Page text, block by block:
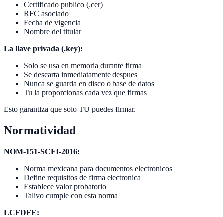
Certificado publico (.cer)
RFC asociado
Fecha de vigencia
Nombre del titular
La llave privada (.key):
Solo se usa en memoria durante firma
Se descarta inmediatamente despues
Nunca se guarda en disco o base de datos
Tu la proporcionas cada vez que firmas
Esto garantiza que solo TU puedes firmar.
Normatividad
NOM-151-SCFI-2016:
Norma mexicana para documentos electronicos
Define requisitos de firma electronica
Establece valor probatorio
Talivo cumple con esta norma
LCFDFE: